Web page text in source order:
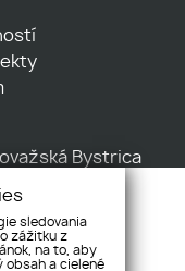
Bystrica
sledovania
zážitku z
na to, aby
obsah a cielené